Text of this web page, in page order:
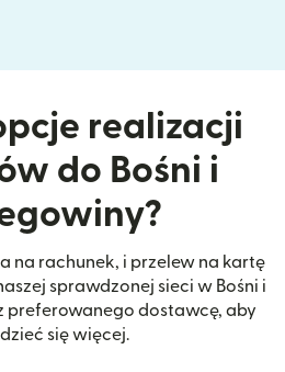
realizacji
do Bośni i
na rachunek, i przelew na kartę
sprawdzonej sieci w Bośni i
preferowanego dostawcę, aby
się więcej.